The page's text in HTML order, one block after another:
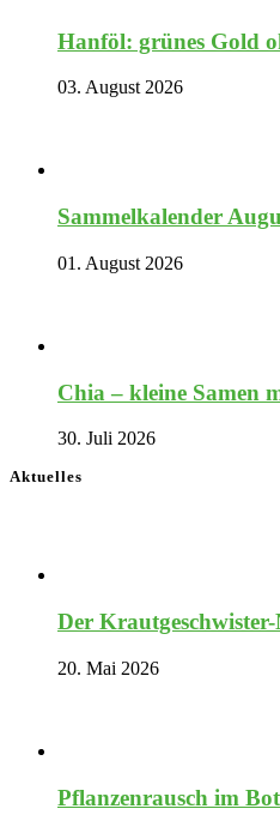
Hanföl: grünes Gold
03. August 2026
Sammelkalender
01. August 2026
Chia – kleine Samen
30. Juli 2026
Aktuelles
Der
20. Mai 2026
Pflanzenrausch im